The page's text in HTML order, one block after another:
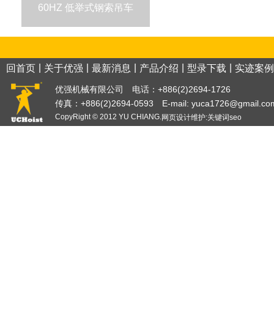
60HZ 低举式钢索吊车
回首页 关于优强 最新消息 产品介绍 型录下载 实迹案例
优强机械有限公司 电话：+886(2)2694-1726
传真：+886(2)2694-0593 E-mail:
CopyRight © 2012 YU CHIANG.网页设计维护:关键词seo